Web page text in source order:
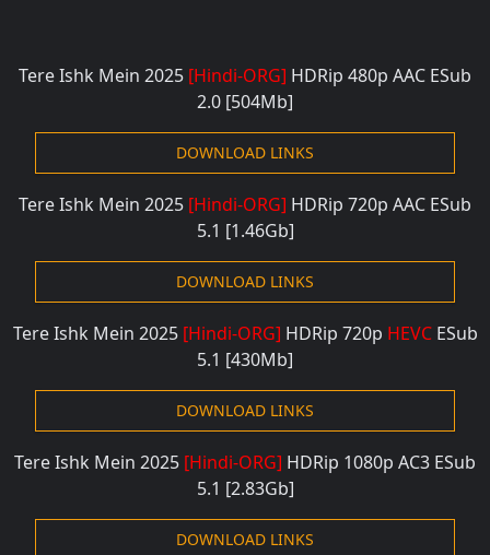
Tere Ishk Mein 2025 [Hindi-ORG] HDRip 480p AAC ESub
2.0 [504Mb]
DOWNLOAD LINKS
Tere Ishk Mein 2025 [Hindi-ORG] HDRip 720p AAC ESub
5.1 [1.46Gb]
DOWNLOAD LINKS
Tere Ishk Mein 2025 [Hindi-ORG] HDRip 720p HEVC ESub
5.1 [430Mb]
DOWNLOAD LINKS
Tere Ishk Mein 2025 [Hindi-ORG] HDRip 1080p AC3 ESub
5.1 [2.83Gb]
DOWNLOAD LINKS